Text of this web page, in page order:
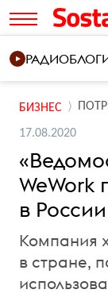
РАДИО
БИЗНЕС
17.08.2020
WeWork
в России
Компания
в стране,